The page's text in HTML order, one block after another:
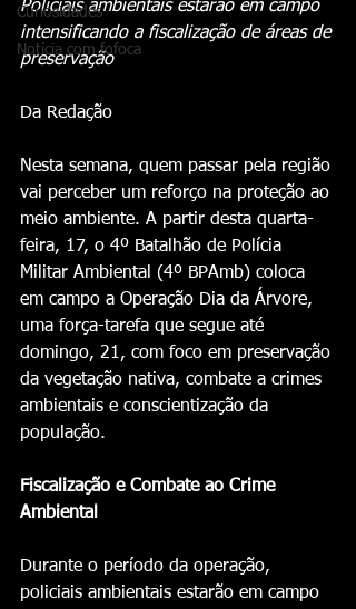
Curiosidades
Notícia com fofoca
Policiais ambientais estarão em campo
intensificando a fiscalização de áreas de
preservação
Da Redação
Nesta semana, quem passar pela região
vai perceber um reforço na proteção ao
meio ambiente. A partir desta quarta-
feira, 17, o 4º Batalhão de Polícia
Militar Ambiental (4º BPAmb) coloca
em campo a Operação Dia da Árvore,
uma força-tarefa que segue até
domingo, 21, com foco em preservação
da vegetação nativa, combate a crimes
ambientais e conscientização da
população.
Fiscalização e Combate ao Crime
Ambiental
Durante o período da operação,
policiais ambientais estarão em campo